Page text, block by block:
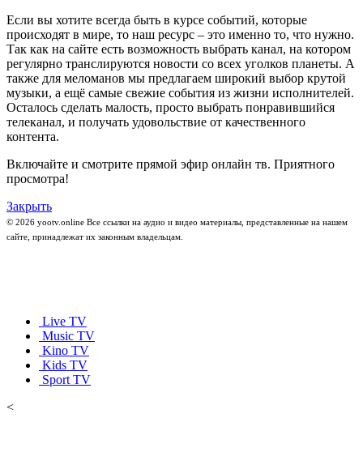
Если вы хотите всегда быть в курсе событий, которые
происходят в мире, то наш ресурс – это именно то, что нужно.
Так как на сайте есть возможность выбрать канал, на котором
регулярно транслируются новости со всех уголков планеты. А
также для меломанов мы предлагаем широкий выбор крутой
музыки, а ещё самые свежие события из жизни исполнителей.
Осталось сделать малость, просто выбрать понравившийся
телеканал, и получать удовольствие от качественного
контента.
Включайте и смотрите прямой эфир онлайн тв. Приятного
просмотра!
Закрыть
© 2026 yootv.online Все ссылки на аудио и видео материалы, представленные на нашем
сайте, принадлежат их законным владельцам.
Live TV
Music TV
Kino TV
Kids TV
Sport TV
<